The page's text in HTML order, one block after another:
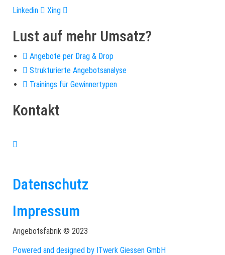
Linkedin
Xing
Lust auf mehr Umsatz?
Angebote per Drag & Drop
Strukturierte Angebotsanalyse
Trainings für Gewinnertypen
Kontakt
Datenschutz
Impressum
Angebotsfabrik © 2023
Powered and designed by ITwerk Giessen GmbH